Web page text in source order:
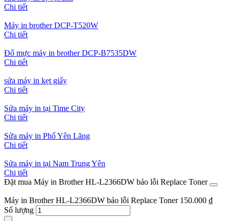
Chi tiết
Máy in brother DCP-T520W
Chi tiết
Đổ mực máy in brother DCP-B7535DW
Chi tiết
sửa máy in kẹt giấy
Chi tiết
Sửa máy in tại Time City
Chi tiết
Sửa máy in Phố Yên Lãng
Chi tiết
Sửa máy in tại Nam Trung Yên
Chi tiết
Đặt mua Máy in Brother HL-L2366DW báo lỗi Replace Toner
Máy in Brother HL-L2366DW báo lỗi Replace Toner 150.000 ₫
Số lượng